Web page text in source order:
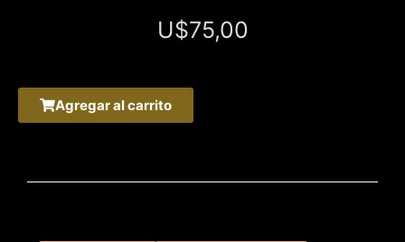
U$75,00
Agregar al carrito